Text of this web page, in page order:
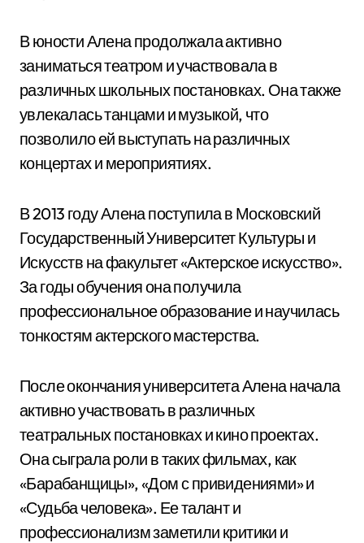
В юности Алена продолжала активно
заниматься театром и участвовала в
различных школьных постановках. Она также
увлекалась танцами и музыкой, что
позволило ей выступать на различных
концертах и мероприятиях.
В 2013 году Алена поступила в Московский
Государственный Университет Культуры и
Искусств на факультет «Актерское искусство».
За годы обучения она получила
профессиональное образование и научилась
тонкостям актерского мастерства.
После окончания университета Алена начала
активно участвовать в различных
театральных постановках и кино проектах.
Она сыграла роли в таких фильмах, как
«Барабанщицы», «Дом с привидениями» и
«Судьба человека». Ее талант и
профессионализм заметили критики и